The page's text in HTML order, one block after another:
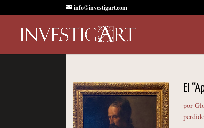
info@investigart.com
El
por
perdido